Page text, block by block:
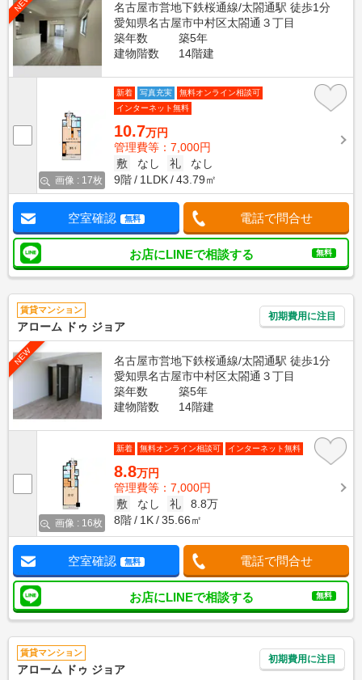
名古屋市営地下鉄桜通線/太閤通駅 徒歩1分
愛知県名古屋市中村区太閤通３丁目
築年数
築5年
建物階数
14階建
画像 : 17枚
新着 写真充実
無料オンライン相談可
インターネット無料
10.7万円
管理費等：7,000円
敷
なし 礼
なし
9階
1LDK 43.79㎡
空室確認 無料 電話で問合せ
お店にLINEで相談する 無料
賃貸マンション
アローム ドゥ ジョア
初期費用に注目
NEW
名古屋市営地下鉄桜通線/太閤通駅 徒歩1分
愛知県名古屋市中村区太閤通３丁目
築年数
築5年
建物階数
14階建
画像 : 16枚
新着 無料オンライン相談可 インターネット無料
8.8万円
管理費等：7,000円
敷
なし 礼
8.8万
8階
1K 35.66㎡
空室確認 無料 電話で問合せ
お店にLINEで相談する 無料
賃貸マンション
アローム ドゥ ジョア
初期費用に注目